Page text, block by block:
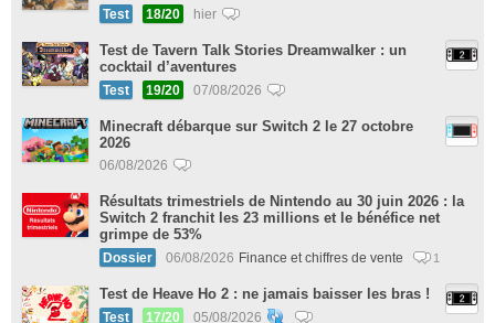
Test 18/20 hier
Test de Tavern Talk Stories Dreamwalker : un
cocktail d’aventures
Test 19/20 07/08/2026
Minecraft débarque sur Switch 2 le 27 octobre
2026
06/08/2026
Résultats trimestriels de Nintendo au 30 juin 2026 : la
Switch 2 franchit les 23 millions et le bénéfice net
grimpe de 53%
Dossier 06/08/2026 Finance et chiffres de vente 1
Test de Heave Ho 2 : ne jamais baisser les bras !
Test 17/20 05/08/2026